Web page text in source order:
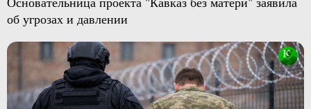
об угрозах и давлении